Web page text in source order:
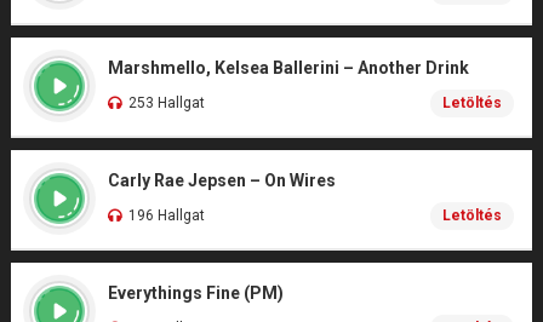
Marshmello, Kelsea Ballerini – Another Drink
253 Hallgat Letöltés
Carly Rae Jepsen – On Wires
196 Hallgat Letöltés
Everythings Fine (PM)